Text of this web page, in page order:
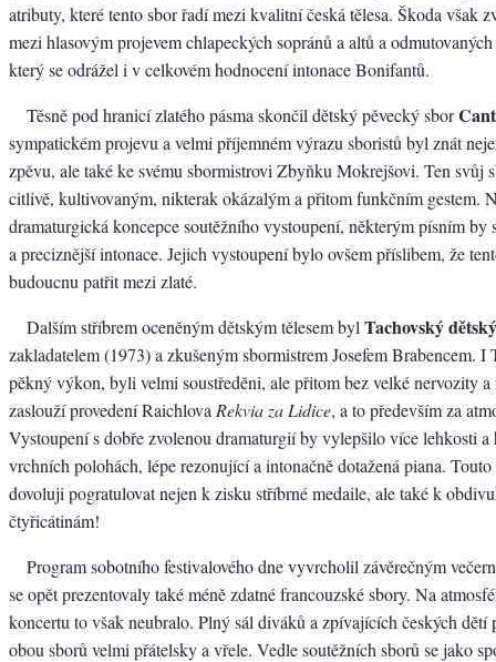
atributy, které tento sbor řadí mezi kvalitní česká tělesa. Škoda však
mezi hlasovým projevem chlapeckých sopránů a altů a
který se odrážel i v celkovém hodnocení intonace Bonifantů.
Těsně pod hranicí zlatého pásma skončil dětský pěvecký sbor
sympatickém projevu a velmi příjemném výrazu sboristů byl znát
zpěvu, ale také ke svému sbormistrovi Zbyňku Mokrejšovi. Ten svůj
citlivě, kultivovaným, nikterak okázalým a přitom funkčním gestem.
dramaturgická koncepce soutěžního vystoupení, některým písním by
a preciznější intonace. Jejich vystoupení bylo ovšem příslibem, že
budoucnu patřit mezi zlaté.
Dalším stříbrem oceněným dětským tělesem byl Tachovský
zakladatelem (1973) a zkušeným sbormistrem Josefem Brabencem. I
pěkný výkon, byli velmi soustředěni, ale přitom bez velké nervozity a
zaslouží provedení Raichlova Rekvia za Lidice, a to především za
Vystoupení s dobře zvolenou dramaturgií by vylepšilo více lehkosti a
vrchních polohách, lépe rezonující a intonačně dotažená piana. Touto
dovoluji pogratulovat nejen k zisku stříbrné medaile, ale také k
čtyřicátinám!
Program sobotního festivalového dne vyvrcholil závěrečným
se opět prezentovaly také méně zdatné francouzské sbory. Na
koncertu to však neubralo. Plný sál diváků a zpívajících českých dětí
obou sborů velmi přátelsky a vřele. Vedle soutěžních sborů se jako